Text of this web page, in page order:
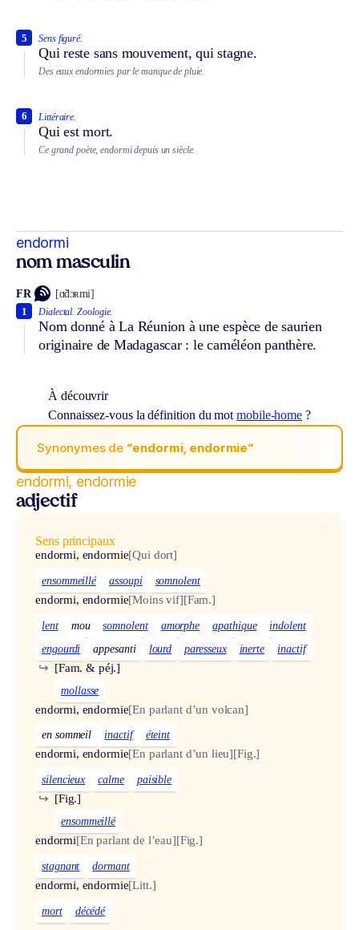
Sens figuré.
Qui reste sans mouvement, qui stagne.
5
Des eaux endormies par le manque de pluie.
Littéraire.
Qui est mort.
6
Ce grand poète, endormi depuis un siècle.
endormi
nom masculin
FR [ɑ̃dɔʀmi]
Dialectal. Zoologie.
Nom donné à La Réunion à une espèce de saurien
originaire de Madagascar : le caméléon panthère.
1
À découvrir
Connaissez-vous la définition du motmobile-home ?
Synonymes de “endormi, endormie“
endormi, endormie
adjectif
Sens principaux
endormi, endormie[Qui dort]
ensommeillé assoupi somnolent
endormi, endormie[Moins vif][Fam.]
lent mou somnolent amorphe apathique
indolent
engourdi
appesanti lourd paresseux inerte inactif
[Fam. & péj.]
↪
mollasse
endormi, endormie[En parlant d’un volcan]
en sommeil inactif éteint
endormi, endormie[En parlant d’un lieu][Fig.]
silencieux calme paisible
[Fig.]
↪
ensommeillé
endormi[En parlant de l’eau][Fig.]
stagnant dormant
endormi, endormie[Litt.]
mort décédé